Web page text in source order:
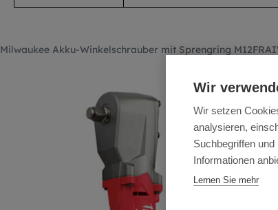
Milwaukee Akku-Winkelschrauber mit Sprengring
Wir
Wir setzen
analysieren,
Suchbegriffen
Informationen
Lernen Sie mehr